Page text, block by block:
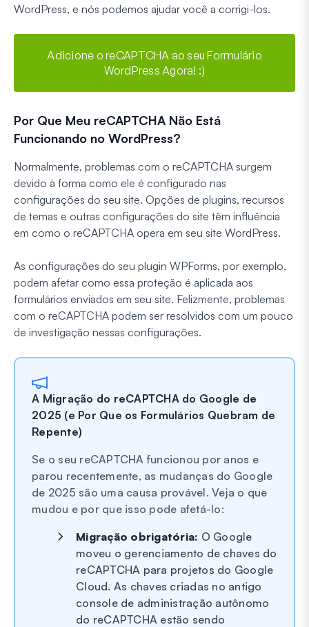
WordPress, e nós podemos ajudar você a corrigi-los.
Adicione o reCAPTCHA ao seu Formulário
WordPress Agora! :)
Por Que Meu reCAPTCHA Não Está
Funcionando no WordPress?
Normalmente, problemas com o reCAPTCHA surgem
devido à forma como ele é configurado nas
configurações do seu site. Opções de plugins, recursos
de temas e outras configurações do site têm influência
em como o reCAPTCHA opera em seu site WordPress.
As configurações do seu plugin WPForms, por exemplo,
podem afetar como essa proteção é aplicada aos
formulários enviados em seu site. Felizmente, problemas
com o reCAPTCHA podem ser resolvidos com um pouco
de investigação nessas configurações.
A Migração do reCAPTCHA do Google de
2025 (e Por Que os Formulários Quebram de
Repente)
Se o seu reCAPTCHA funcionou por anos e
parou recentemente, as mudanças do Google
de 2025 são uma causa provável. Veja o que
mudou e por que isso pode afetá-lo:
Migração obrigatória: O Google
moveu o gerenciamento de chaves do
reCAPTCHA para projetos do Google
Cloud. As chaves criadas no antigo
console de administração autônomo
do reCAPTCHA estão sendo